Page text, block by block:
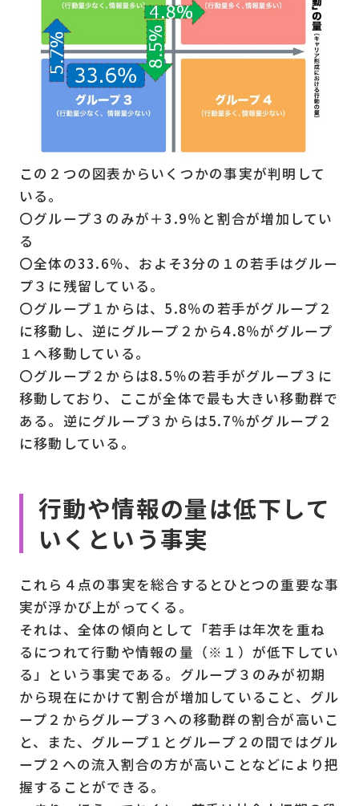
この２つの図表からいくつかの事実が判明して
いる。
〇グループ３のみが＋3.9％と割合が増加してい
る
〇全体の33.6％、およそ3分の１の若手はグルー
プ３に残留している。
〇グループ１からは、5.8％の若手がグループ２
に移動し、逆にグループ２から4.8％がグループ
１へ移動している。
〇グループ２からは8.5％の若手がグループ３に
移動しており、ここが全体で最も大きい移動群で
ある。逆にグループ３からは5.7％がグループ２
に移動している。
行動や情報の量は低下して
いくという事実
これら４点の事実を総合するとひとつの重要な事
実が浮かび上がってくる。
それは、全体の傾向として「若手は年次を重ね
るにつれて行動や情報の量（※１）が低下してい
る」という事実である。グループ３のみが初期
から現在にかけて割合が増加していること、グル
ープ２からグループ３への移動群の割合が高いこ
と、また、グループ１とグループ２の間ではグル
ープ２への流入割合の方が高いことなどにより把
握することができる。